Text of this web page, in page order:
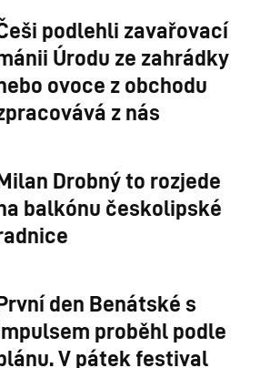
podlehli zavařovací
Úrodu ze zahrádky
ovoce z obchodu
z nás
Drobný to rozjede
balkónu českolipské
den Benátské s
proběhl podle
V pátek festival